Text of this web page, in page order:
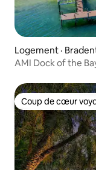
Logement ·
AMI Dock of the
Coup de cœur
Coup de cœur